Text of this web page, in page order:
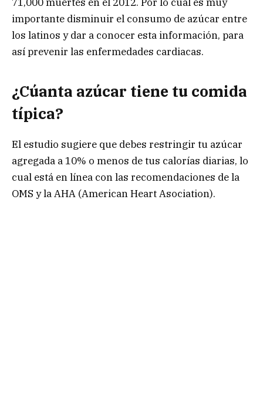
importante disminuir el consumo de azúcar entre
los latinos y dar a conocer esta información, para
así prevenir las enfermedades cardiacas.
¿Cúanta azúcar tiene tu comida
típica?
El estudio sugiere que debes restringir tu azúcar
agregada a 10% o menos de tus calorías diarias, lo
cual está en línea con las recomendaciones de la
OMS y la AHA (American Heart Asociation).